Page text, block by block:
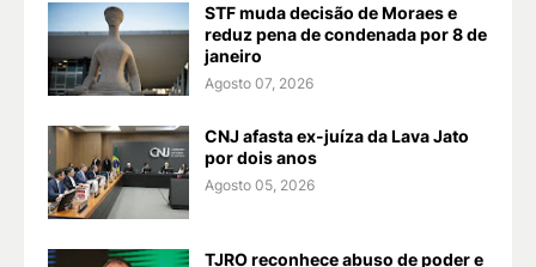
STF muda decisão de Moraes e
reduz pena de condenada por 8 de
janeiro
Agosto 07, 2026
CNJ afasta ex-juíza da Lava Jato
por dois anos
Agosto 05, 2026
TJRO reconhece abuso de poder e